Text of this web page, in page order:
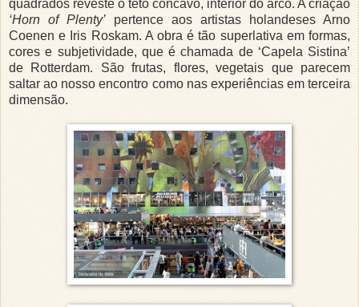
quadrados reveste o teto côncavo, interior do arco. A criação
‘Horn of Plenty’ pertence aos artistas holandeses Arno
Coenen e Iris Roskam. A obra é tão superlativa em formas,
cores e subjetividade, que é chamada de ‘Capela Sistina’
de Rotterdam. São frutas, flores, vegetais que parecem
saltar ao nosso encontro como nas experiências em terceira
dimensão.